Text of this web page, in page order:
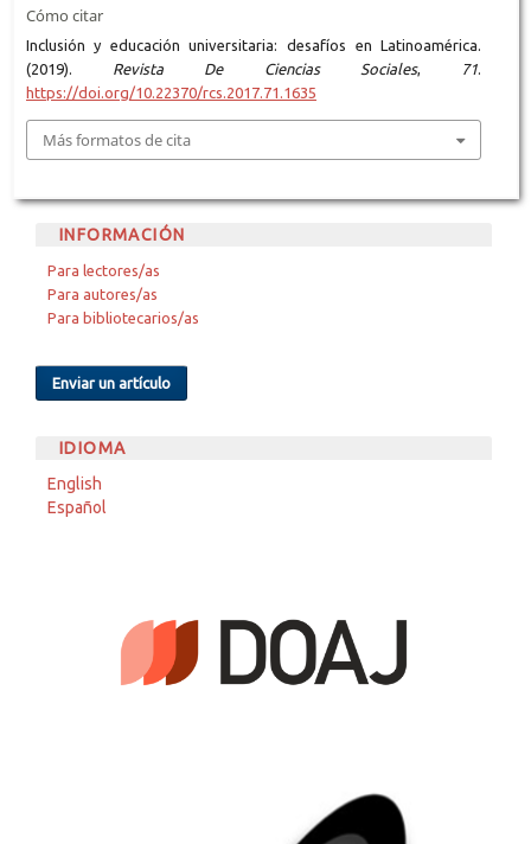
Cómo citar
Inclusión y educación universitaria: desafíos en Latinoamérica.
(2019). Revista De Ciencias Sociales, 71.
https://doi.org/10.22370/rcs.2017.71.1635
Más formatos de cita
INFORMACIÓN
Para lectores/as
Para autores/as
Para bibliotecarios/as
Enviar un artículo
IDIOMA
English
Español